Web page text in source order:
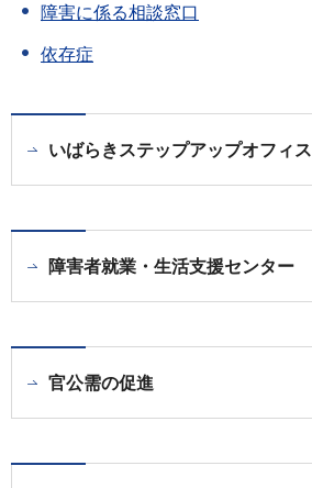
障害に係る相談窓口
依存症
いばらきステップアップオフィス
障害者就業・生活支援センター
官公需の促進